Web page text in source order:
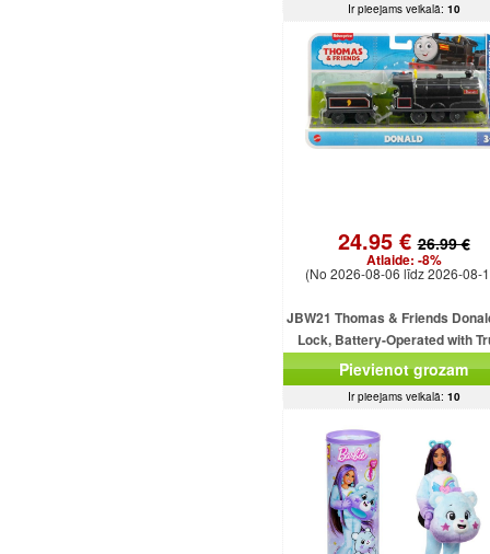
Ir pieejams veikalā: 10
24.95 €26.99 €
Atlaide: -8%
(No 2026-08-06 līdz 2026-08-
JBW21 Thomas & Friends
Lock, Battery-Operated with
MATTEL
Pievienot grozam
Ir pieejams veikalā: 10